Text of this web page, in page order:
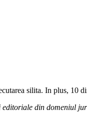
silita. In plus, 10
din domeniul